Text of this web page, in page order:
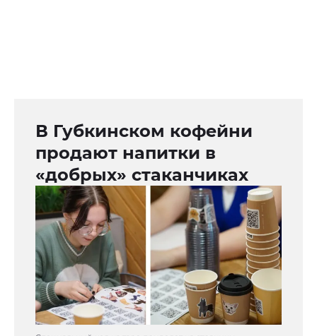
В Губкинском кофейни
продают напитки в
«добрых» стаканчиках